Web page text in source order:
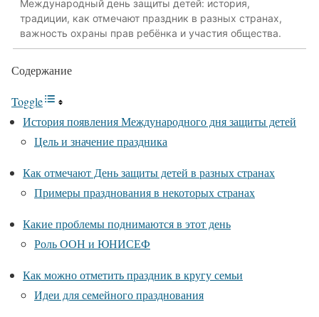
Международный день защиты детей: история,
традиции, как отмечают праздник в разных странах,
важность охраны прав ребёнка и участия общества.
Содержание
Toggle
История появления Международного дня защиты детей
Цель и значение праздника
Как отмечают День защиты детей в разных странах
Примеры празднования в некоторых странах
Какие проблемы поднимаются в этот день
Роль ООН и ЮНИСЕФ
Как можно отметить праздник в кругу семьи
Идеи для семейного празднования